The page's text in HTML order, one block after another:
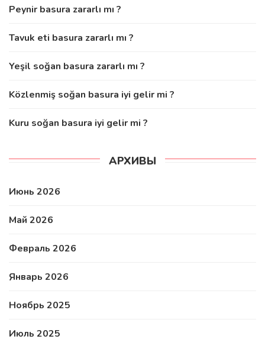
Peynir basura zararlı mı ?
Tavuk eti basura zararlı mı ?
Yeşil soğan basura zararlı mı ?
Közlenmiş soğan basura iyi gelir mi ?
Kuru soğan basura iyi gelir mi ?
АРХИВЫ
Июнь 2026
Май 2026
Февраль 2026
Январь 2026
Ноябрь 2025
Июль 2025